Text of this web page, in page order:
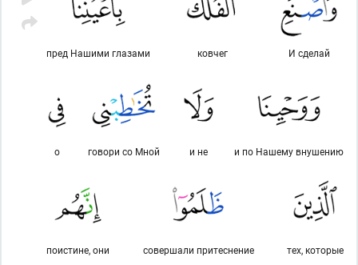
И сделай
ковчег
пред Нашими глазами
и по Нашему внушению
и не
говори со Мной
о
тех, которые
совершали притеснение
поистине, они